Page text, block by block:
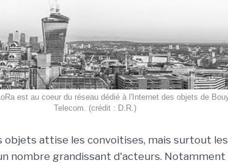
est au coeur du réseau dédié à l'Internet des objets de
Telecom. (crédit : D.R.)
objets attise les convoitises, mais surtout les
nombre grandissant d'acteurs. Notamment